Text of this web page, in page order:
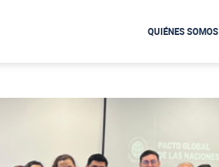
QUIÉNES SOMOS